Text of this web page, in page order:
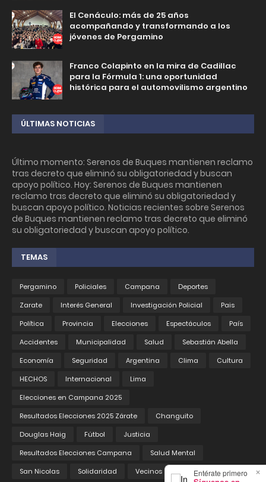
×
Entérate primero
El Cenáculo: más de 25 años
acompañando y transformando a los
jóvenes de Pergamino
Franco Colapinto en la mira de Cadillac
para la Fórmula 1: una oportunidad
histórica para el automovilismo argentino
ÚLTIMAS NOTICIAS
Último momento: Serenos de Buques mantienen reclamo
tras decreto que eliminó su obligatoriedad y buscan
apoyo político. Hoy: Serenos de Buques mantienen
reclamo tras decreto que eliminó su obligatoriedad y
buscan apoyo político. Noticias recientes sobre Serenos
de Buques mantienen reclamo tras decreto que eliminó
su obligatoriedad y buscan apoyo político.
TEMAS
Pergamino Policiales Campana
Deportes
Zarate
Interés General Investigación Policial
Pais
Política
Provincia Elecciones Espectáculos
País
Accidentes
Municipalidad Salud
Sebastián Abella
Economía
Seguridad Argentina Clima
Cultura
HECHOS
Internacional
Lima
Elecciones en Campana 2025
Resultados Elecciones 2025 Zárate
Changuito
Douglas Haig
Fútbol
Justicia
Resultados Elecciones Campana
Salud Mental
San Nicolas
Solidaridad Vecinos